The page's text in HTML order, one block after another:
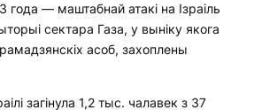
года — маштабнай атакі на Ізраіль
сектара Газа, у выніку якога
асоб, захоплены
загінула 1,2 тыс. чалавек з 37